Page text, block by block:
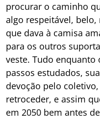
procurar o caminho
algo respeitável,
que dava à camisa
para os outros
veste. Tudo enquanto
passos estudados,
devoção pelo
retroceder, e assim
em 2050 bem antes